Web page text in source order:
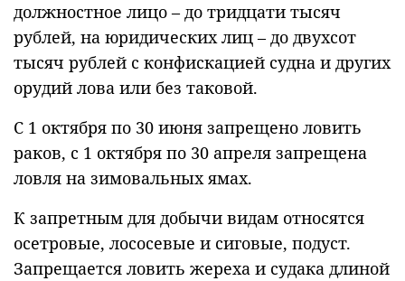
должностное лицо – до тридцати тысяч
рублей, на юридических лиц – до двухсот
тысяч рублей с конфискацией судна и других
орудий лова или без таковой.
С 1 октября по 30 июня запрещено ловить
раков, с 1 октября по 30 апреля запрещена
ловля на зимовальных ямах.
К запретным для добычи видам относятся
осетровые, лососевые и сиговые, подуст.
Запрещается ловить жереха и судака длиной